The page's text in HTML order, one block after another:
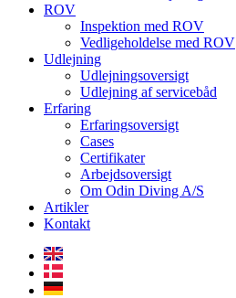
ROV
Inspektion med ROV
Vedligeholdelse med ROV
Udlejning
Udlejningsoversigt
Udlejning af servicebåd
Erfaring
Erfaringsoversigt
Cases
Certifikater
Arbejdsoversigt
Om Odin Diving A/S
Artikler
Kontakt